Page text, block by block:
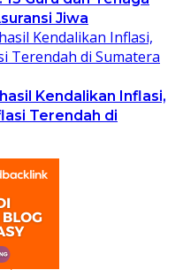
Jiwa
Kendalikan Inflasi,
Terendah di